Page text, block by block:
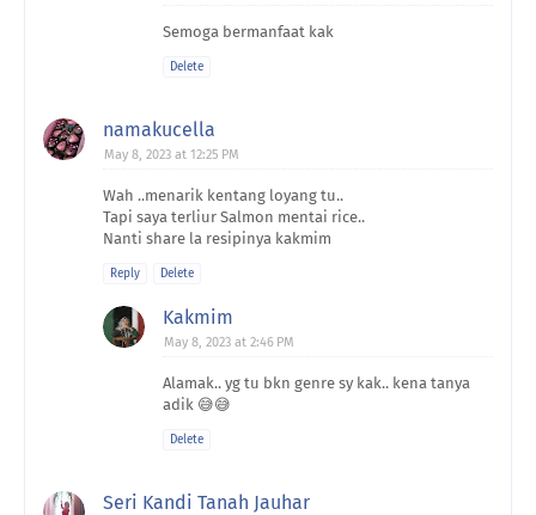
Semoga bermanfaat kak
Delete
namakucella
May 8, 2023 at 12:25 PM
Wah ..menarik kentang loyang tu..
Tapi saya terliur Salmon mentai rice..
Nanti share la resipinya kakmim
Reply Delete
Kakmim
May 8, 2023 at 2:46 PM
Alamak.. yg tu bkn genre sy kak.. kena tanya
adik 😅😅
Delete
Seri Kandi Tanah Jauhar